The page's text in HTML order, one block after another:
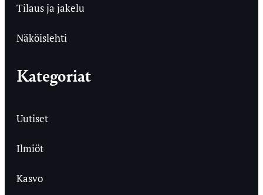
Tilaus ja jakelu
Näköislehti
Kategoriat
Uutiset
Ilmiöt
Kasvo